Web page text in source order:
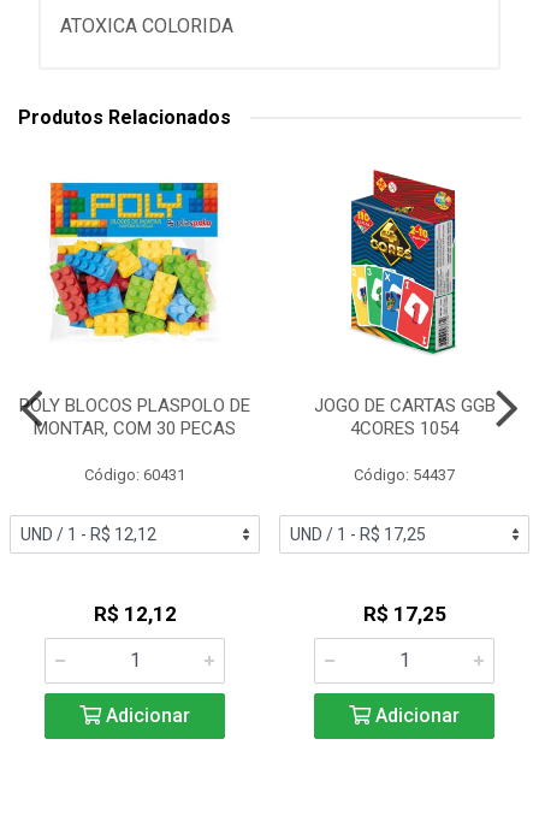
ATOXICA COLORIDA
Produtos Relacionados
POLY BLOCOS PLASPOLO DE
MONTAR, COM 30 PECAS
Código: 60431
R$ 12,12
Adicionar
JOGO DE CARTAS GGB
4CORES 1054
Código: 54437
R$ 17,25
Adicionar